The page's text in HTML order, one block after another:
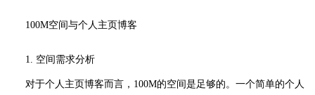
100M空间与个人主页博客
1. 空间需求分析
对于个人主页博客而言，100M的空间是足够的。一个简单的个人